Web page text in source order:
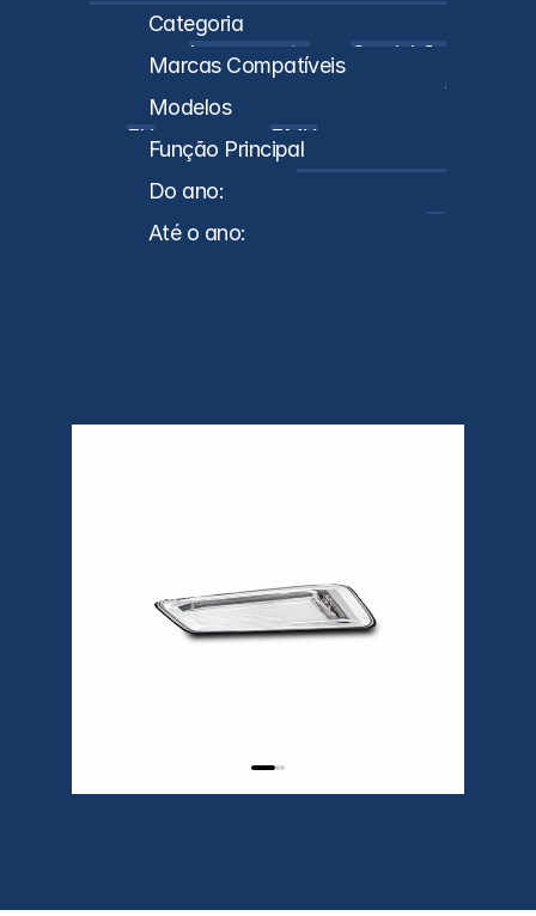
84389663 / 24189496 e 84389835 / 24189496
Categoria
Lançamento
Caminhões
Marcas Compatíveis
VL
Modelos
FH
FMX
Função Principal
Do ano:
Até o ano: